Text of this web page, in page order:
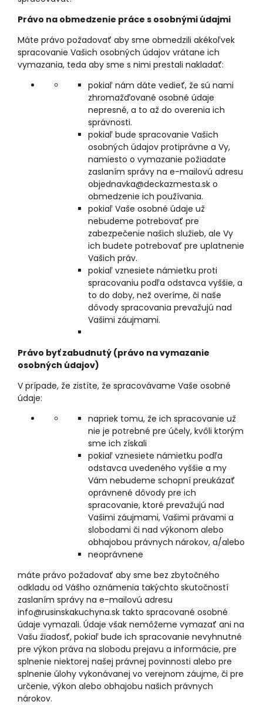
Právo na obmedzenie práce s osobnými údajmi
Máte právo požadovať aby sme obmedzili akékoľvek
spracovanie Vašich osobných údajov vrátane ich
vymazania, teda aby sme s nimi prestali nakladať:
pokiaľ nám dáte vedieť, že sú nami
zhromažďované osobné údaje
nepresné, a to až do overenia ich
správnosti.
pokiaľ bude spracovanie Vašich
osobných údajov protiprávne a Vy,
namiesto o vymazanie požiadate
zaslaním správy na e-mailovú adresu
objednavka@deckazmesta.sk o
obmedzenie ich používania.
pokiaľ Vaše osobné údaje už
nebudeme potrebovať pre
zabezpečenie našich služieb, ale Vy
ich budete potrebovať pre uplatnenie
Vašich práv.
pokiaľ vznesiete námietku proti
spracovaniu podľa odstavca vyššie, a
to do doby, než overíme, či naše
dôvody spracovania prevažujú nad
Vašimi záujmami.
Právo byť zabudnutý (právo na vymazanie
osobných údajov)
V prípade, že zistíte, že spracovávame Vaše osobné
údaje:
napriek tomu, že ich spracovanie už
nie je potrebné pre účely, kvôli ktorým
sme ich získali
pokiaľ vznesiete námietku podľa
odstavca uvedeného vyššie a my
Vám nebudeme schopní preukázať
oprávnené dôvody pre ich
spracovanie, ktoré prevažujú nad
Vašimi záujmami, Vašimi právami a
slobodami či nad výkonom alebo
obhajobou právnych nárokov, a/alebo
neoprávnene
máte právo požadovať aby sme bez zbytočného
odkladu od Vášho oznámenia takýchto skutočností
zaslaním správy na e-mailovú adresu
info@rusinskakuchyna.sk takto spracované osobné
údaje vymazali. Údaje však nemôžeme vymazať ani na
Vašu žiadosť, pokiaľ bude ich spracovanie nevyhnutné
pre výkon práva na slobodu prejavu a informácie, pre
splnenie niektorej našej právnej povinnosti alebo pre
splnenie úlohy vykonávanej vo verejnom záujme, či pre
určenie, výkon alebo obhajobu našich právnych
nárokov.